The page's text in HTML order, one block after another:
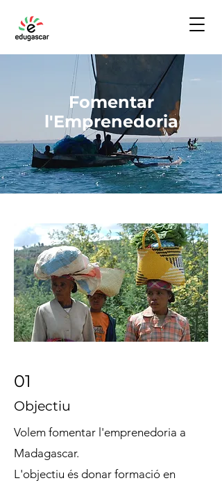
Fomentar
l'Emprenedoria
01
Objectiu
Volem fomentar l'emprenedoria a
Madagascar.
L'objectiu és donar formació en